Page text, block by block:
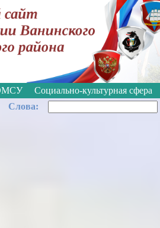
слабовидящих:
Социально-культурная сфера
Cлова: